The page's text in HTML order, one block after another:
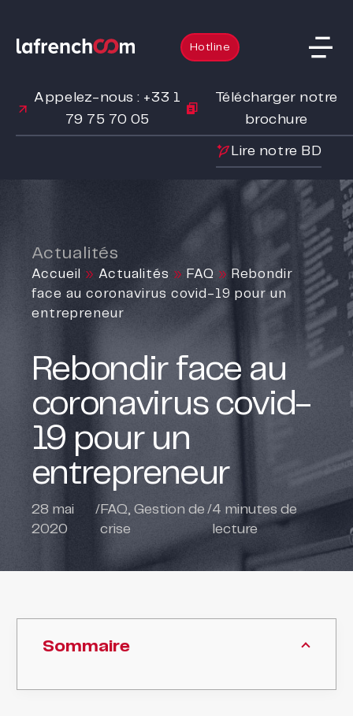
Hotline
Appelez-nous : +33 1
79 75 70 05
Télécharger notre
brochure
Lire notre BD
Actualités
Accueil » Actualités » FAQ » Rebondir
face au coronavirus covid-19 pour un
entrepreneur
Rebondir face au
coronavirus covid-
19 pour un
entrepreneur
28 mai
2020
/FAQ, Gestion de
crise
/4 minutes de
lecture
Sommaire